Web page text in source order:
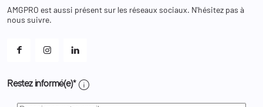
Et les cookies ?
AMGPRO est aussi présent sur les réseaux sociaux. N'hésitez pas à
nous suivre.
Restez informé(e)* info